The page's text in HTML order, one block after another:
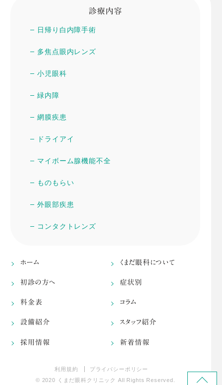
診療内容
日帰り白内障手術
多焦点眼内レンズ
小児眼科
緑内障
網膜疾患
ドライアイ
マイボーム腺機能不全
ものもらい
外眼部疾患
コンタクトレンズ
ホーム くまだ眼科について
初診の方へ 症状別
料金表 コラム
設備紹介 スタッフ紹介
採用情報 新着情報
利用規約
プライバシーポリシー
© 2020 くまだ眼科クリニック All Rights Reserved.